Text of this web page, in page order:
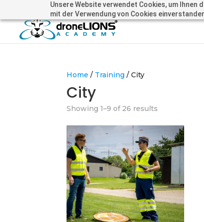
Unsere Website verwendet Cookies, um Ihnen
mit der Verwendung von Cookies
+41 44505 6667 oder +49 157 3598 0006
Home / Training / City
City
Showing 1–9 of 26 results